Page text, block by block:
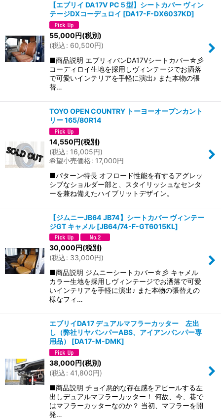
【エブリイ DA17V PC５型】シートカバー ヴィン
テージDXコーデュロイ [DA17-F-DX6037KD]
55,000円(税別)
(税込: 60,500円)
■商品説明 エブリィバンDA17Vシートカバー☆彡
コーディロイ生地を採用しヴィンテージでお洒落
で可愛いインテリアを手軽に演出♪ また本物の張
替…
TOYO OPEN COUNTRY トーヨーオープンカント
リー 165/80R14
14,550円(税別)
(税込: 16,005円)
希望小売価格: 17,000円
■パターン特長 オフロード性能を有するアグレッ
シブなショルダー部と、スタイリッシュなセンタ
ーを兼ね備えたハイブリットデザイン。
【ジムニーJB64 JB74】シートカバー ヴィンテー
ジGT キャメル [JB64/74-F-GT6015KL]
30,000円(税別)
(税込: 33,000円)
■商品説明 ジムニーシートカバー☆彡 キャメル
カラー生地を採用しヴィンテージでお洒落で可愛
いインテリアを手軽に演出♪ また本物の張替えの
様なフィ…
エブリイDA17 デュアルマフラーカッター 左出
し（弊社リヤバンパーABS、アイアンバンパー専
用品）
[DA17-M-DMK]
38,000円(税別)
(税込: 41,800円)
■商品説明 チョイ悪的な存在感をアピールする左
出しデュアルマフラーカッター！ 何故、今、巷で
はマフラーカッターなのか？ 当初、マフラーを開
発…